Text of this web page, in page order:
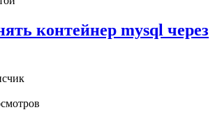
контейнер mysql через